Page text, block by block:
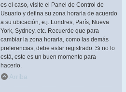
es el caso, visite el Panel de Control de
Usuario y defina su zona horaria de acuerdo
a su ubicación, e.j. Londres, París, Nueva
York, Sydney, etc. Recuerde que para
cambiar la zona horaria, como las demás
preferencias, debe estar registrado. Si no lo
está, este es un buen momento para
hacerlo.
Arriba